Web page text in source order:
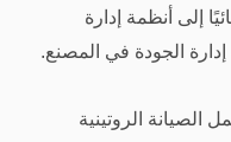
إلى أنظمة إدارة
الصيانة الروتينية